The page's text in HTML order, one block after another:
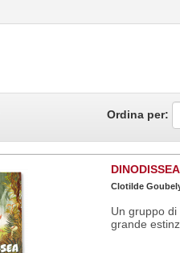
Ordina per:
Clotilde
Un gruppo
grande